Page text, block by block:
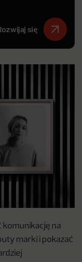
się
komunikację na
marki i pokazać